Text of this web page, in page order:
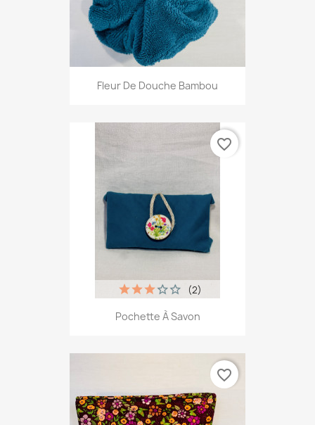
Fleur De Douche Bambou
Pochette À Savon
(2)
favorite_border
favorite_border